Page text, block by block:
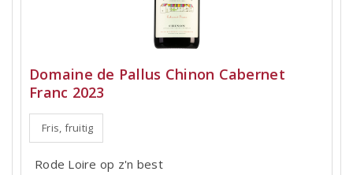
Domaine de Pallus Chinon Cabernet
Franc 2023
Fris, fruitig
Rode Loire op z'n best